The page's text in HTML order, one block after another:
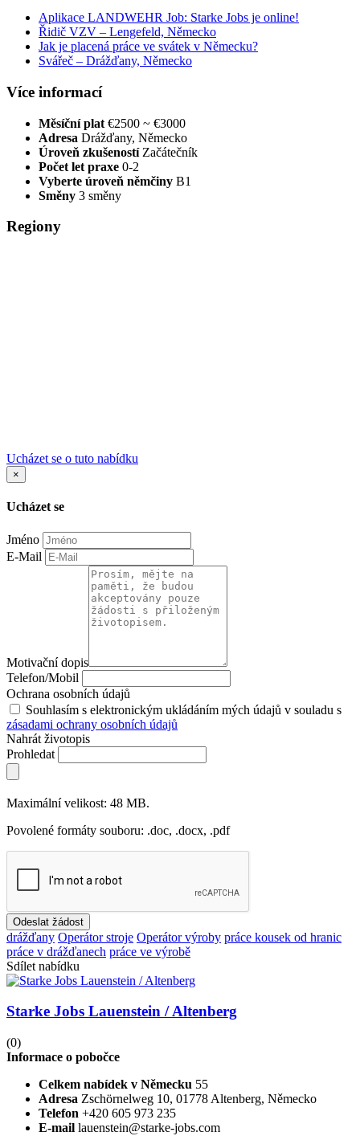
Aplikace LANDWEHR Job: Starke Jobs je online!
Řidič VZV – Lengefeld, Německo
Jak je placená práce ve svátek v Německu?
Svářeč – Drážďany, Německo
Více informací
Měsíční plat €2500 ~ €3000
Adresa Drážďany, Německo
Úroveň zkušeností Začátečník
Počet let praxe 0-2
Vyberte úroveň němčiny B1
Směny 3 směny
Regiony
Ucházet se o tuto nabídku
×
Ucházet se
Jméno
E-Mail
Motivační dopis
Telefon/Mobil
Ochrana osobních údajů
Souhlasím s elektronickým ukládáním mých údajů v souladu s
zásadami ochrany osobních údajů
Nahrát životopis
Prohledat
Maximální velikost: 48 MB.
Povolené formáty souboru: .doc, .docx, .pdf
Odeslat žádost
drážďany Operátor stroje Operátor výroby práce kousek od hranic
práce v drážďanech práce ve výrobě
Sdílet nabídku
Starke Jobs Lauenstein / Altenberg
(0)
Informace o pobočce
Celkem nabídek v Německu 55
Adresa Zschörnelweg 10, 01778 Altenberg, Německo
Telefon +420 605 973 235
E-mail lauenstein@starke-jobs.com